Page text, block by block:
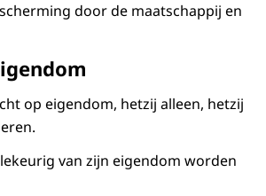
door de maatschappij en
op eigendom, hetzij alleen, hetzij
van zijn eigendom worden